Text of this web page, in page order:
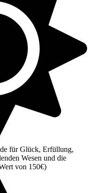
für Glück, Erfüllung,
Wesen und die
von 150€)